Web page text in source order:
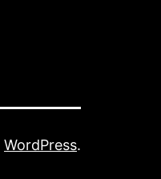
WordPress.